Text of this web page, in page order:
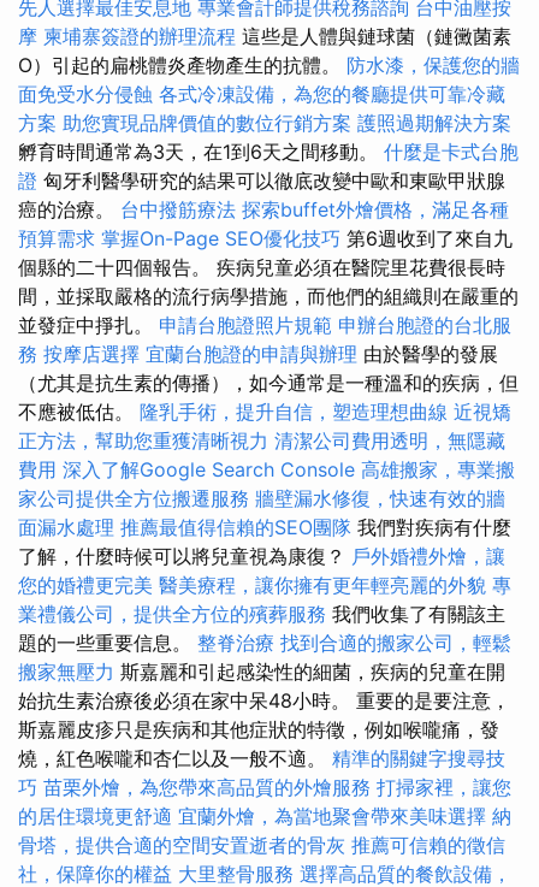
先人選擇最佳安息地 專業會計師提供稅務諮詢 台中油壓按
摩 柬埔寨簽證的辦理流程 這些是人體與鏈球菌（鏈黴菌素
O）引起的扁桃體炎產物產生的抗體。 防水漆，保護您的牆
面免受水分侵蝕 各式冷凍設備，為您的餐廳提供可靠冷藏
方案 助您實現品牌價值的數位行銷方案 護照過期解決方案
孵育時間通常為3天，在1到6天之間移動。 什麼是卡式台胞
證 匈牙利醫學研究的結果可以徹底改變中歐和東歐甲狀腺
癌的治療。 台中撥筋療法 探索buffet外燴價格，滿足各種
預算需求 掌握On-Page SEO優化技巧 第6週收到了來自九
個縣的二十四個報告。 疾病兒童必須在醫院里花費很長時
間，並採取嚴格的流行病學措施，而他們的組織則在嚴重的
並發症中掙扎。 申請台胞證照片規範 申辦台胞證的台北服
務 按摩店選擇 宜蘭台胞證的申請與辦理 由於醫學的發展
（尤其是抗生素的傳播），如今通常是一種溫和的疾病，但
不應被低估。 隆乳手術，提升自信，塑造理想曲線 近視矯
正方法，幫助您重獲清晰視力 清潔公司費用透明，無隱藏
費用 深入了解Google Search Console 高雄搬家，專業搬
家公司提供全方位搬遷服務 牆壁漏水修復，快速有效的牆
面漏水處理 推薦最值得信賴的SEO團隊 我們對疾病有什麼
了解，什麼時候可以將兒童視為康復？ 戶外婚禮外燴，讓
您的婚禮更完美 醫美療程，讓你擁有更年輕亮麗的外貌 專
業禮儀公司，提供全方位的殯葬服務 我們收集了有關該主
題的一些重要信息。 整脊治療 找到合適的搬家公司，輕鬆
搬家無壓力 斯嘉麗和引起感染性的細菌，疾病的兒童在開
始抗生素治療後必須在家中呆48小時。 重要的是要注意，
斯嘉麗皮疹只是疾病和其他症狀的特徵，例如喉嚨痛，發
燒，紅色喉嚨和杏仁以及一般不適。 精準的關鍵字搜尋技
巧 苗栗外燴，為您帶來高品質的外燴服務 打掃家裡，讓您
的居住環境更舒適 宜蘭外燴，為當地聚會帶來美味選擇 納
骨塔，提供合適的空間安置逝者的骨灰 推薦可信賴的徵信
社，保障你的權益 大里整骨服務 選擇高品質的餐飲設備，